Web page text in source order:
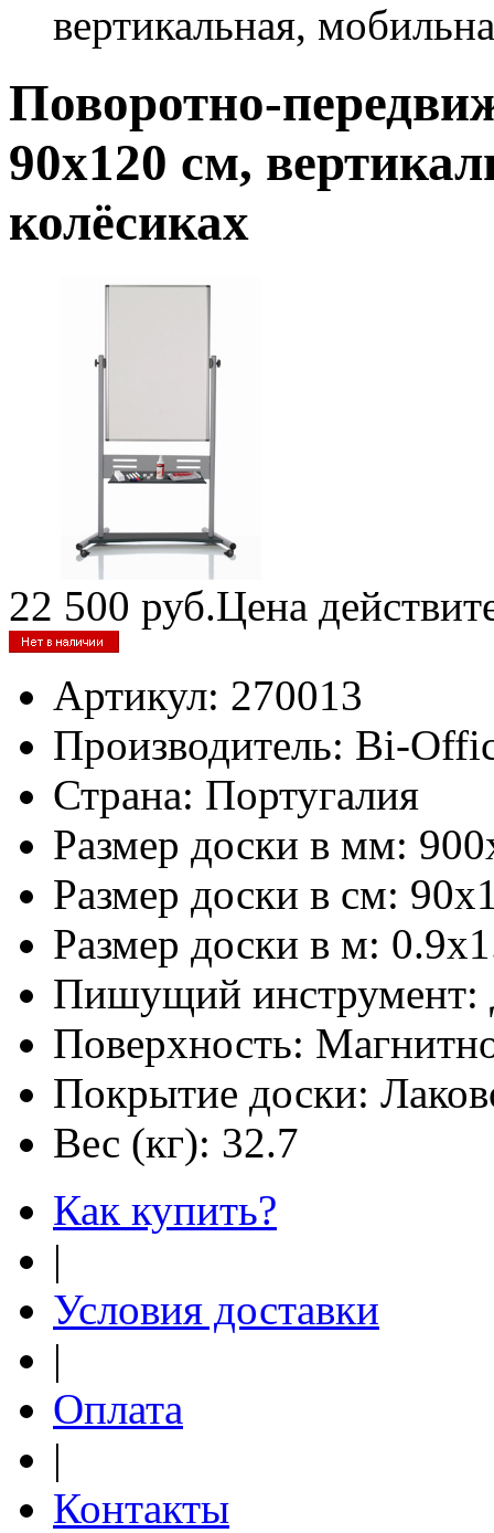
вертикальная,
Поворотно-
90х120 см,
колёсиках
22 500 руб.Цена
Артикул: 270013
Производитель: Bi-
Страна: Португалия
Размер доски в мм:
Размер доски в см:
Размер доски в м:
Пишущий инструмент:
Поверхность:
Покрытие доски:
Вес (кг): 32.7
Как купить?
|
Условия доставки
|
Оплата
|
Контакты